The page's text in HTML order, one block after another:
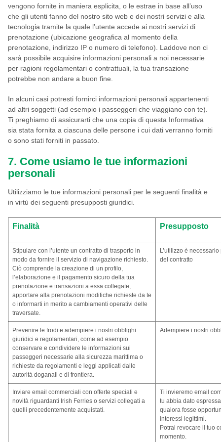
vengono fornite in maniera esplicita, o le estrae in base all’uso
che gli utenti fanno del nostro sito web e dei nostri servizi e alla
tecnologia tramite la quale l’utente accede ai nostri servizi di
prenotazione (ubicazione geografica al momento della
prenotazione, indirizzo IP o numero di telefono). Laddove non ci
sarà possibile acquisire informazioni personali a noi necessarie
per ragioni regolamentari o contrattuali, la tua transazione
potrebbe non andare a buon fine.
In alcuni casi potresti fornirci informazioni personali appartenenti
ad altri soggetti (ad esempio i passeggeri che viaggiano con te).
Ti preghiamo di assicurarti che una copia di questa Informativa
sia stata fornita a ciascuna delle persone i cui dati verranno forniti
o sono stati forniti in passato.
7. Come usiamo le tue informazioni
personali
Utilizziamo le tue informazioni personali per le seguenti finalità e
in virtù dei seguenti presupposti giuridici.
Finalità Presupposto
Stipulare con l’utente un contratto di trasporto in
modo da fornire il servizio di navigazione richiesto.
Ciò comprende la creazione di un profilo,
l’elaborazione e il pagamento sicuro della tua
prenotazione e transazioni a essa collegate,
apportare alla prenotazioni modifiche richieste da te
o informarti in merito a cambiamenti operativi delle
traversate.
L’utilizzo è
del contratto
Prevenire le frodi e adempiere i nostri obblighi
giuridici e regolamentari, come ad esempio
conservare e condividere le informazioni sui
passeggeri necessarie alla sicurezza marittima o
richieste da regolamenti e leggi applicati dalle
autorità doganali e di frontiera.
Adempiere i nostri
Inviare email commerciali con offerte speciali e
novità riguardanti Irish Ferries o servizi collegati a
quelli precedentemente acquistati.
Ti invieremo email
tu abbia dato
qualora fosse
interessi legittimi.
Potrai revocare il tuo
momento.